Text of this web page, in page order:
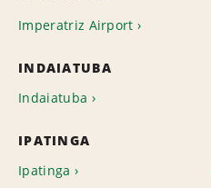
Imperatriz Airport
INDAIATUBA
Indaiatuba
IPATINGA
Ipatinga